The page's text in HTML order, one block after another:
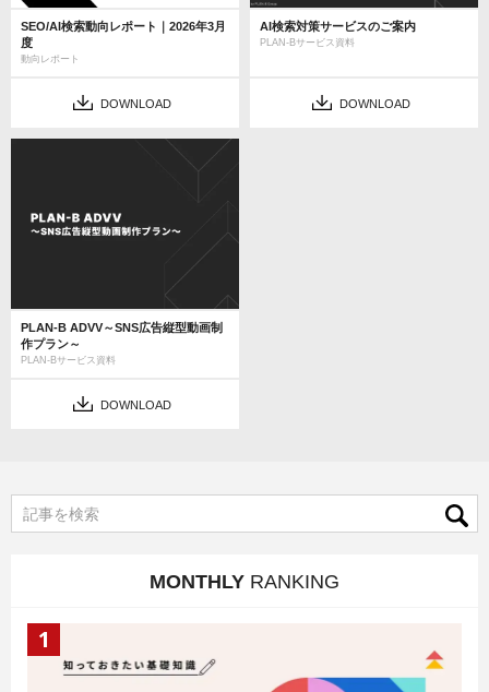
SEO/AI検索動向レポート｜2026年3月
度
動向レポート
DOWNLOAD
AI検索対策サービスのご案内
PLAN-Bサービス資料
DOWNLOAD
PLAN-B ADVV～SNS広告縦型動画制
作プラン～
PLAN-Bサービス資料
DOWNLOAD
MONTHLY RANKING